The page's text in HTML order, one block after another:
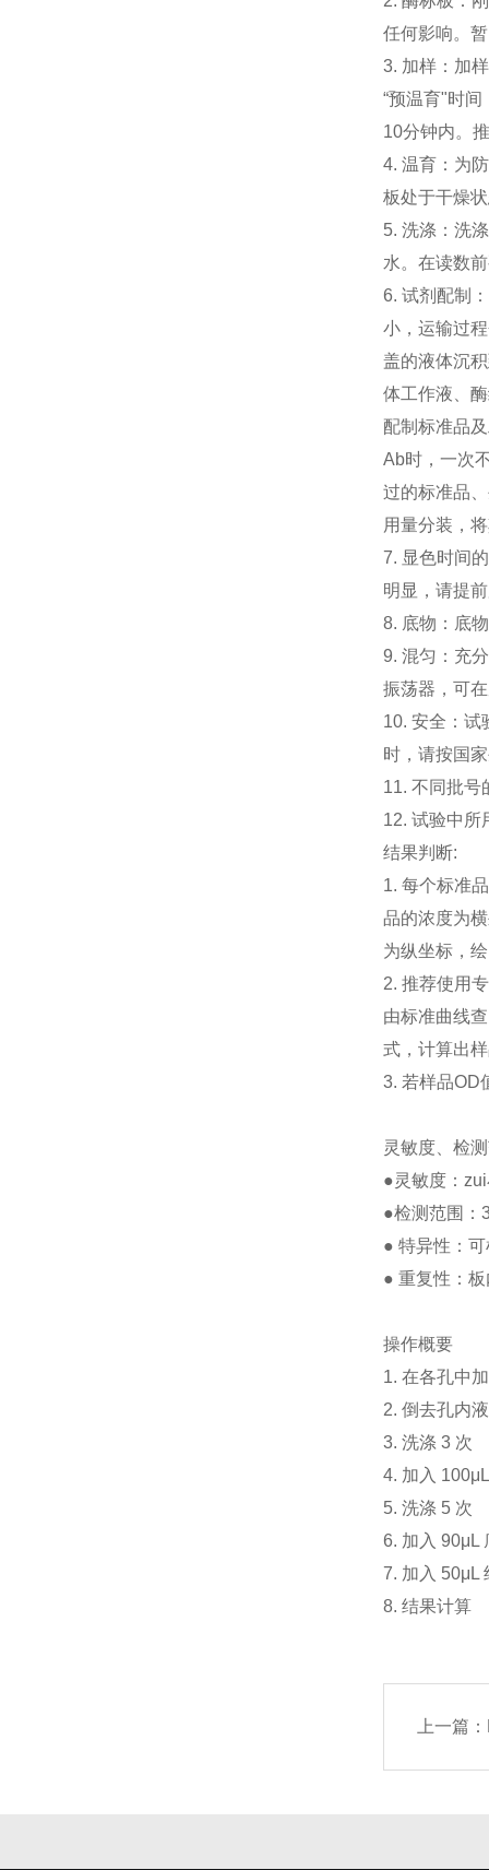
任何影响。
3. 加样：加
“预温育"时
10分钟内。
4. 温育：为
板处于干燥
5. 洗涤：洗
水。在读数
6. 试剂配制
小，运输过
盖的液体沉
体工作液、
配制标准品
Ab时，一次
过的标准品
用量分装，
7. 显色时间
明显，请提
8. 底物：底
9. 混匀：充
振荡器，可
10. 安全：试
时，请按国
11. 不同批号
12. 试验中所
结果判断:
1. 每个标准
品的浓度为
为纵坐标，
2. 推荐使用
由标准曲线
式，计算出
3. 若样品OD
灵敏度、检
●灵敏度：
●检测范围：
● 特异性：
● 重复性：
操作概要
1. 在各孔中
2. 倒去孔内
3. 洗涤 3 次
4. 加入
5. 洗涤 5 次
6. 加入 90μL
7. 加入 50μL
8. 结果计算
上一篇：